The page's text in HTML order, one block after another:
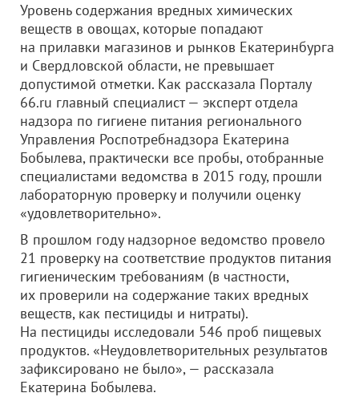
Уровень содержания вредных химических
веществ в овощах, которые попадают
на прилавки магазинов и рынков Екатеринбурга
и Свердловской области, не превышает
допустимой отметки. Как рассказала Порталу
66.ru главный специалист — эксперт отдела
надзора по гигиене питания регионального
Управления Роспотребнадзора Екатерина
Бобылева, практически все пробы, отобранные
специалистами ведомства в 2015 году, прошли
лабораторную проверку и получили оценку
«удовлетворительно».
В прошлом году надзорное ведомство провело
21 проверку на соответствие продуктов питания
гигиеническим требованиям (в частности,
их проверили на содержание таких вредных
веществ, как пестициды и нитраты).
На пестициды исследовали 546 проб пищевых
продуктов. «Неудовлетворительных результатов
зафиксировано не было», — рассказала
Екатерина Бобылева.